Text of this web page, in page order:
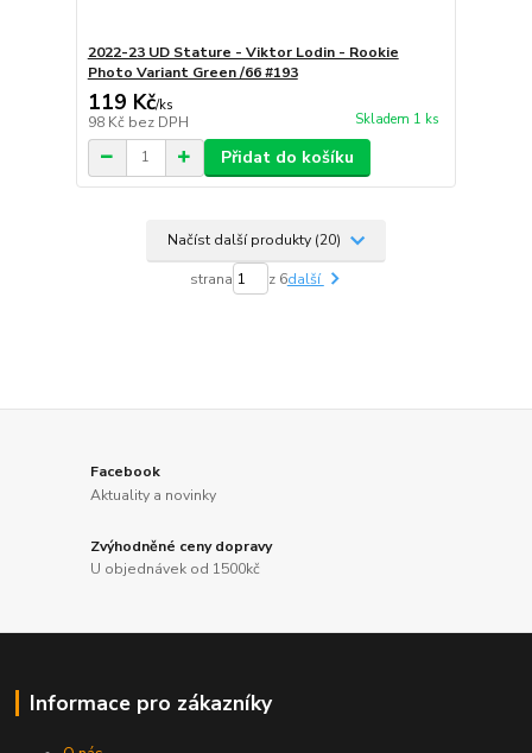
2022-23 UD Stature - Viktor Lodin - Rookie
Photo Variant Green /66 #193
119 Kč/ks
98 Kč bez DPH Skladem 1 ks
Přidat do košíku
Načíst další produkty (20)
strana z 6další
Facebook
Aktuality a novinky
Zvýhodněné ceny dopravy
U objednávek od 1500kč
Informace pro zákazníky